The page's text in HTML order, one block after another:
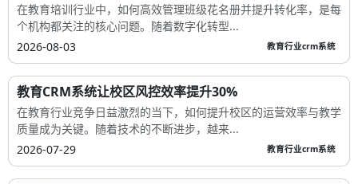
在教育培训行业中，如何高效管理班级花名册并提升转化率，是每
个机构都关注的核心问题。随着数字化转型...
2026-08-03
教育行业crm系统
教育CRM系统让校区风控效率提升30%
在教育行业竞争日益激烈的当下，如何提升校区的运营效率与教学
质量成为关键。随着技术的不断进步，越来...
2026-07-29
教育行业crm系统